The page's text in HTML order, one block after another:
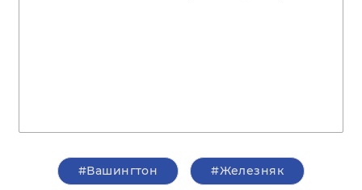
#Вашингтон #Железняк